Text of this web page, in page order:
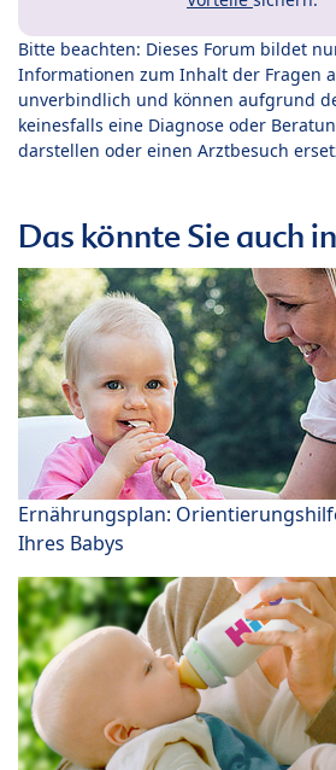
Bitte beachten: Dieses Forum bildet
Informationen zum Inhalt der Fragen
unverbindlich und können aufgrund
keinesfalls eine Diagnose oder
darstellen oder einen Arztbesuch
Das könnte Sie auch
Ernährungsplan:
Ihres Babys